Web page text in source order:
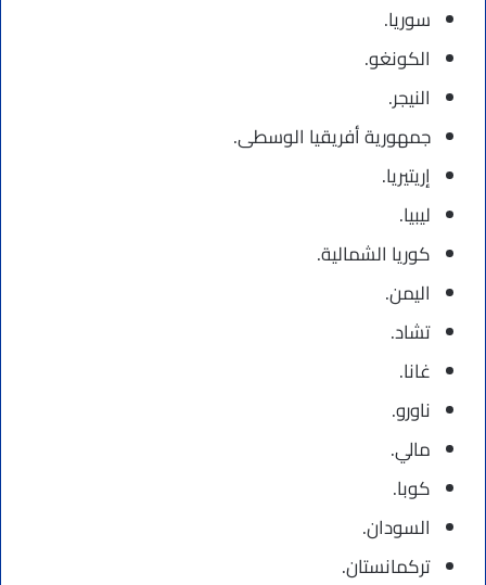
سوريا.
الكونغو.
النيجر.
جمهورية أفريقيا الوسطى.
إريتيريا.
ليبيا.
كوريا الشمالية.
اليمن.
تشاد.
غانا.
ناورو.
مالي.
كوبا.
السودان.
تركمانستان.